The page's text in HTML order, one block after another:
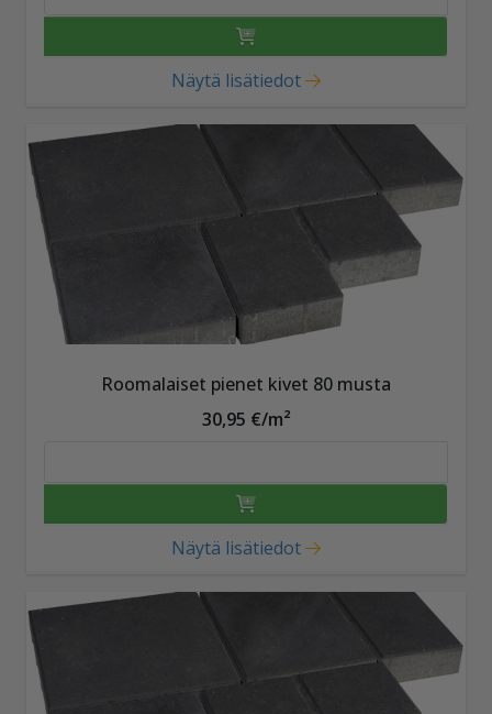
Näytä lisätiedot
Roomalaiset pienet kivet 80 musta
30,95 €/m²
Näytä lisätiedot